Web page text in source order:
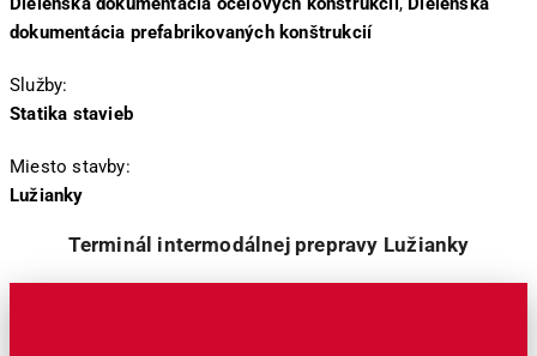
dokumentácia prefabrikovaných konštrukcií
Služby:
Statika stavieb
Miesto stavby:
Lužianky
Terminál intermodálnej prepravy Lužianky